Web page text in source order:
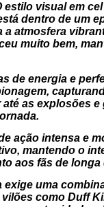
visual em
dentro de um
atmosfera
muito bem,
de energia e
as explosões
ação intensa e
mantendo o
aos fãs de
uma
como Duff